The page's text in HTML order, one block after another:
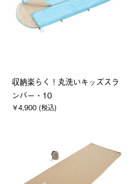
収納楽らく！丸洗いキッズスラ
ンバー・10
￥4,900 (税込)